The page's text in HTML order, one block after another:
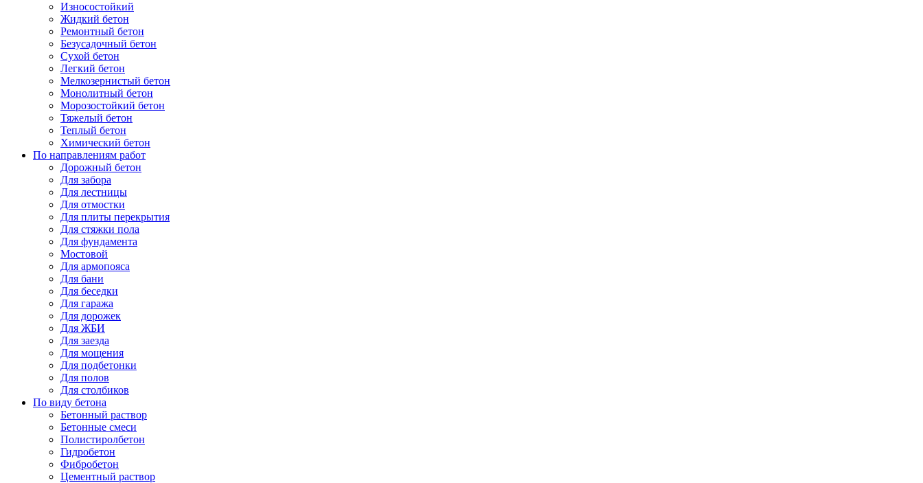
Износостойкий
Жидкий бетон
Ремонтный бетон
Безусадочный бетон
Сухой бетон
Легкий бетон
Мелкозернистый бетон
Монолитный бетон
Морозостойкий бетон
Тяжелый бетон
Теплый бетон
Химический бетон
По направлениям работ
Дорожный бетон
Для забора
Для лестницы
Для отмостки
Для плиты перекрытия
Для стяжки пола
Для фундамента
Мостовой
Для армопояса
Для бани
Для беседки
Для гаража
Для дорожек
Для ЖБИ
Для заезда
Для мощения
Для подбетонки
Для полов
Для столбиков
По виду бетона
Бетонный раствор
Бетонные смеси
Полистиролбетон
Гидробетон
Фибробетон
Цементный раствор